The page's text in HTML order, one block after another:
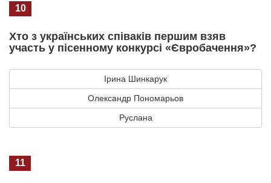
10
Хто з українських співаків першим взяв
участь у пісенному конкурсі «Євробачення»?
Ірина Шинкарук
Олександр Пономарьов
Руслана
11